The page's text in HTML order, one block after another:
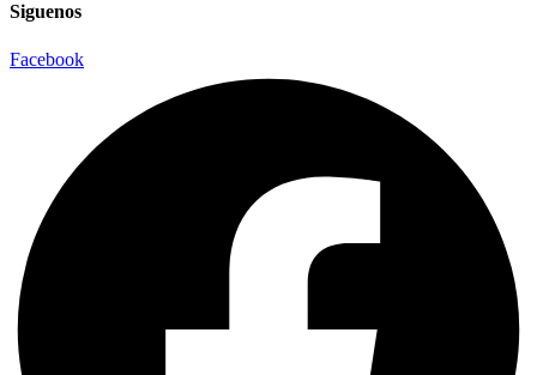
Siguenos
Facebook